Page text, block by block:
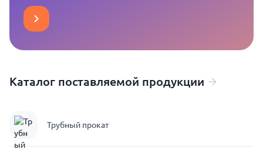
Каталог поставляемой продукции
Трубный прокат